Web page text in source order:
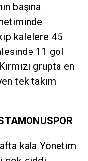
başına
kalelere 45
11 gol
grupta en
tek takım
kala Yönetim